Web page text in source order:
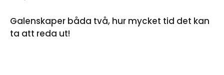
Galenskaper båda två, hur mycket tid det kan
ta att reda ut!